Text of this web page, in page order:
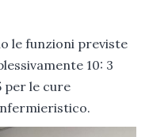
le funzioni previste
10: 3
per le cure